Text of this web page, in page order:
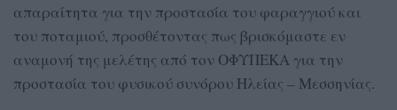
απαραίτητα για την προστασία του φαραγγιού και
του ποταμιού, προσθέτοντας πως βρισκόμαστε εν
αναμονή της μελέτης από τον ΟΦΥΠΕΚΑ για την
προστασία του φυσικού συνόρου Ηλείας – Μεσσηνίας.